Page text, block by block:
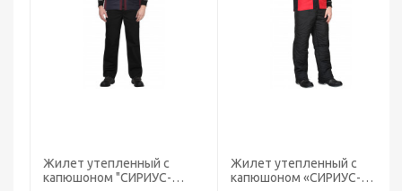
Жилет утепленный с
капюшоном "СИРИУС-
Жилет утепленный с
капюшоном «СИРИУС-